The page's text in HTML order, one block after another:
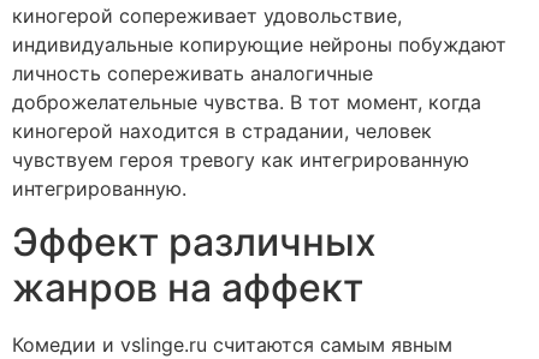
киногерой сопереживает удовольствие,
индивидуальные копирующие нейроны побуждают
личность сопереживать аналогичные
доброжелательные чувства. В тот момент, когда
киногерой находится в страдании, человек
чувствуем героя тревогу как интегрированную
интегрированную.
Эффект различных
жанров на аффект
Комедии и vslinge.ru считаются самым явным